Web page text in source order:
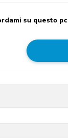
su questo pc